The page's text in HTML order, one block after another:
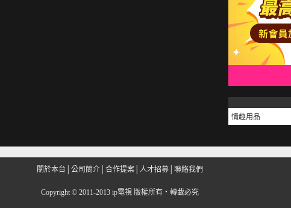
情趣用品
關於本台 公司簡介 合作提案 人才招募 聯絡我們
Copyright © 2011-2013 ip電視 版權所有‧轉載必究